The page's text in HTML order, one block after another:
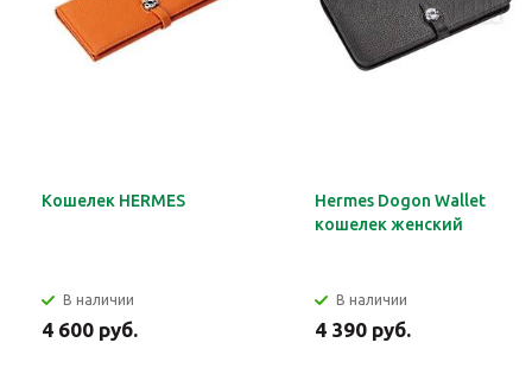
Кошелек HERMES
В наличии
4 600 руб.
Hermes Dogon Wallet
кошелек женский
В наличии
4 390 руб.